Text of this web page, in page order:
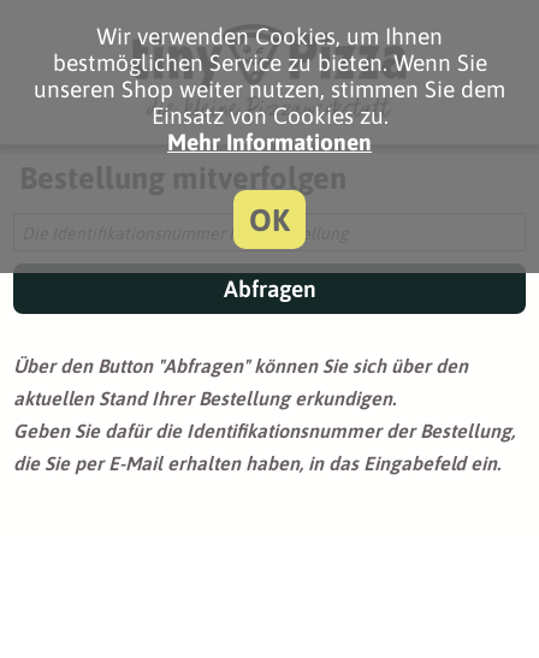
Abfragen
Über den Button "Abfragen" können Sie sich über den
aktuellen Stand Ihrer Bestellung erkundigen.
Geben Sie dafür die Identifikationsnummer der Bestellung,
die Sie per E-Mail erhalten haben, in das Eingabefeld ein.
Wir verwenden Cookies, um Ihnen
bestmöglichen Service zu bieten. Wenn Sie
unseren Shop weiter nutzen, stimmen Sie dem
Einsatz von Cookies zu.
Mehr Informationen
OK